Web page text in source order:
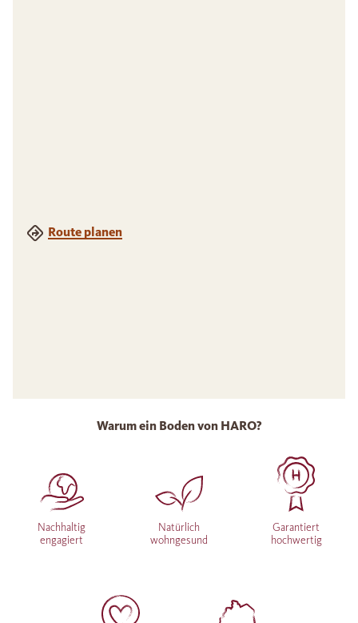
Route planen
Warum ein Boden von HARO?
Nachhaltig
engagiert
Natürlich
wohngesund
Garantiert
hochwertig